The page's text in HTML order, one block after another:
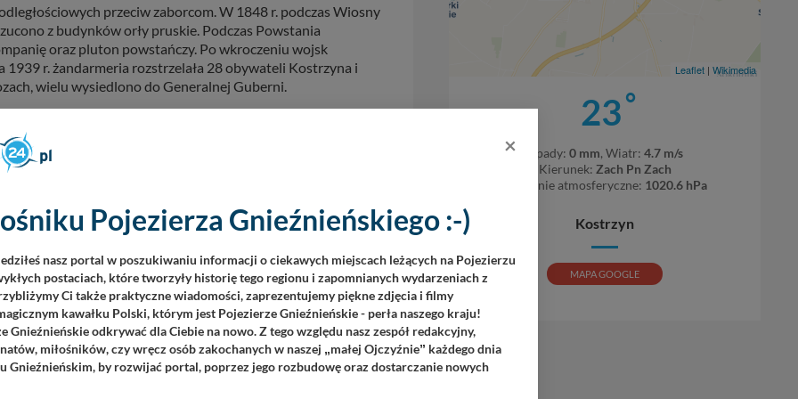
przeciw zaborcom. W 1848 r. podczas Wiosny
z budynków orły pruskie. Podczas Powstania
oraz pluton powstańczy. Po wkroczeniu wojsk
r. żandarmeria rozstrzelała 28 obywateli Kostrzyna i
wielu wysiedlono do Generalnej Guberni.
stając się po 1947 r. centrum gospodarczym gminy.
publicznej. Miasto i gmina zostały zwodociągowane,
sanitarną.
takich jak: generał Wojsk Polskich Ignacy Prądzyński
publicysta Roman Szymański, działacz oświatowy ks. Antonii
związani z Siekierkami. (źródło: kostrzyn.wlkp.pl )
Leaflet | Wikimedia
23°
Opady: 0 mm, Wiatr: 4.7 m/s
Kierunek: Zach Pn Zach
Ciśnienie atmosferyczne: 1020.6 hPa
Kostrzyn
MAPA GOOGLE
×
Pojezierza Gnieźnieńskiego :-)
nasz portal w poszukiwaniu informacji o ciekawych miejscach leżących na Pojezierzu
postaciach, które tworzyły historię tego regionu i zapomnianych wydarzeniach z
Ci także praktyczne wiadomości, zaprezentujemy piękne zdjęcia i filmy
kawałku Polski, którym jest Pojezierze Gnieźnieńskie - perła naszego kraju!
Gnieźnieńskie odkrywać dla Ciebie na nowo. Z tego względu nasz zespół redakcyjny,
miłośników, czy wręcz osób zakochanych w naszej „małej Ojczyźnie” każdego dnia
Gnieźnieńskim, by rozwijać portal, poprzez jego rozbudowę oraz dostarczanie nowych